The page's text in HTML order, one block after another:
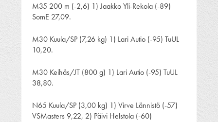
M35 200 m (-2,6) 1) Jaakko Yli-Rekola (-89)
SomE 27,09.
M30 Kuula/SP (7,26 kg) 1) Lari Autio (-95) TuUL
10,20.
M30 Keihäs/JT (800 g) 1) Lari Autio (-95) TuUL
38,80.
N65 Kuula/SP (3,00 kg) 1) Virve Lännistö (-57)
VSMasters 9,22, 2) Päivi Helstola (-60)